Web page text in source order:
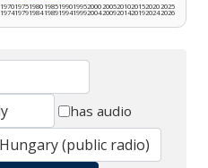
1970
1974
1975
1979
1980
1984
1985
1989
1990
1994
1995
1999
2000
2004
2005
2009
2010
2014
2015
2019
2020
2024
2025
2026
has audio